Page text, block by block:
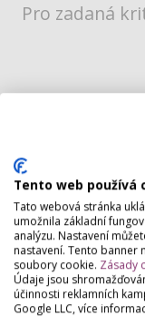
Pro zadaná
Tento web používá
Tato webová stránka
umožnila základní
analýzu. Nastavení
nastavení. Tento banner
soubory cookie. Zásady
Údaje jsou
účinnosti reklamních
Google LLC, více